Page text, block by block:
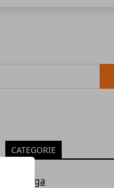
CATEGORIE
Eurolega